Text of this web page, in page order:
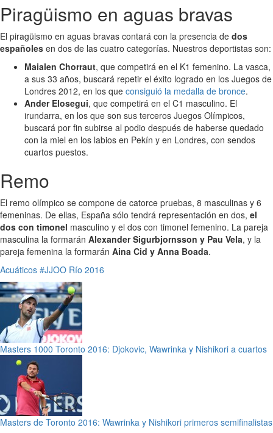
Piragüismo en aguas bravas
El piragüismo en aguas bravas contará con la presencia de dos
españoles en dos de las cuatro categorías. Nuestros deportistas son:
Maialen Chorraut, que competirá en el K1 femenino. La vasca,
a sus 33 años, buscará repetir el éxito logrado en los Juegos de
Londres 2012, en los que consiguió la medalla de bronce.
Ander Elosegui, que competirá en el C1 masculino. El
irundarra, en los que son sus terceros Juegos Olímpicos,
buscará por fin subirse al podio después de haberse quedado
con la miel en los labios en Pekín y en Londres, con sendos
cuartos puestos.
Remo
El remo olímpico se compone de catorce pruebas, 8 masculinas y 6
femeninas. De ellas, España sólo tendrá representación en dos, el
dos con timonel masculino y el dos con timonel femenino. La pareja
masculina la formarán Alexander Sigurbjornsson y Pau Vela, y la
pareja femenina la formarán Aina Cid y Anna Boada.
Acuáticos #JJOO Río 2016
Masters 1000 Toronto 2016: Djokovic, Wawrinka y Nishikori a cuartos
Masters de Toronto 2016: Wawrinka y Nishikori primeros semifinalistas